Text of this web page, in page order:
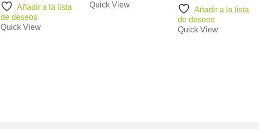
Añadir a la lista
de deseos
Quick View
Quick View
Añadir a la lista
de deseos
Quick View